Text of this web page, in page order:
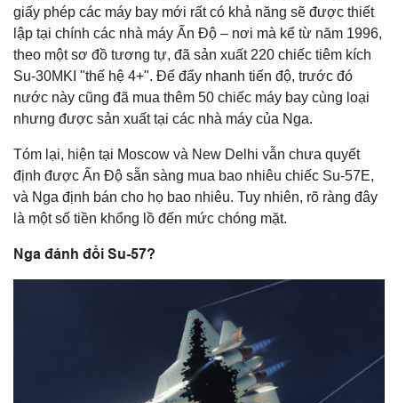
giấy phép các máy bay mới rất có khả năng sẽ được thiết
lập tại chính các nhà máy Ấn Độ – nơi mà kể từ năm 1996,
theo một sơ đồ tương tự, đã sản xuất 220 chiếc tiêm kích
Su-30MKI "thế hệ 4+". Để đẩy nhanh tiến độ, trước đó
nước này cũng đã mua thêm 50 chiếc máy bay cùng loại
nhưng được sản xuất tại các nhà máy của Nga.
Tóm lại, hiện tại Moscow và New Delhi vẫn chưa quyết
định được Ấn Độ sẵn sàng mua bao nhiêu chiếc Su-57E,
và Nga định bán cho họ bao nhiêu. Tuy nhiên, rõ ràng đây
là một số tiền khổng lồ đến mức chóng mặt.
Nga đánh đổi Su-57?